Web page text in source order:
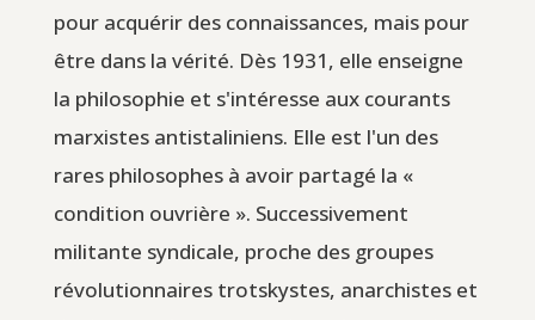
pour acquérir des connaissances, mais pour
être dans la vérité. Dès 1931, elle enseigne
la philosophie et s'intéresse aux courants
marxistes antistaliniens. Elle est l'un des
rares philosophes à avoir partagé la «
condition ouvrière ». Successivement
militante syndicale, proche des groupes
révolutionnaires trotskystes, anarchistes et